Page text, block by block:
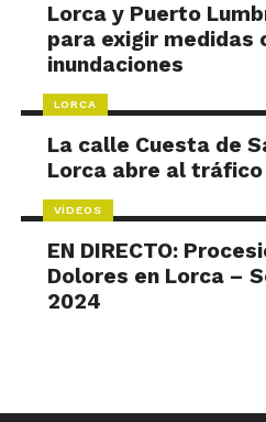
Lorca y Puerto
para exigir medidas
inundaciones
LORCA
La calle Cuesta de
Lorca abre al
VÍDEOS
EN DIRECTO:
Dolores en Lorca –
2024